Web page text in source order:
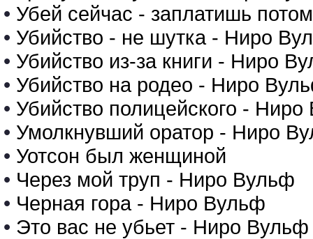
• Убей сейчас - заплатишь
• Убийство - не шутка - Ниро
• Убийство из-за книги - Ниро
• Убийство на родео - Ниро
• Убийство полицейского -
• Умолкнувший оратор - Ниро
• Уотсон был женщиной
• Через мой труп - Ниро Вульф
• Черная гора - Ниро Вульф
• Это вас не убьет - Ниро Вульф